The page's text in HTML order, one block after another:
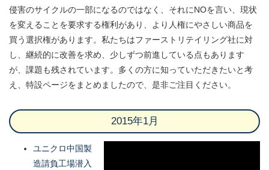
侵害のサイクルの一部になるのではなく、それにNOを言い、現状
を変えることを要求する権利があり、より人権にやさしい商品を
買う選択権があります。私たちはファーストリテイリング社に対
し、継続的に改善を求め、少しずつ前進している点もあります
が、課題も残されています。多くの方に知っていただきたいと考
え、特設ページをまとめましたので、是非ご注目ください。
2015年1月
ユニクロ中国製
造請負工場潜入